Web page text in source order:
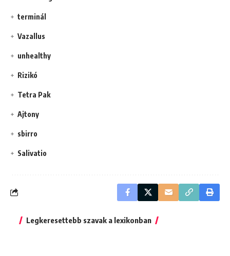
terminál
Vazallus
unhealthy
Rizikó
Tetra Pak
Ajtony
sbirro
Salivatio
Legkeresettebb szavak a lexikonban